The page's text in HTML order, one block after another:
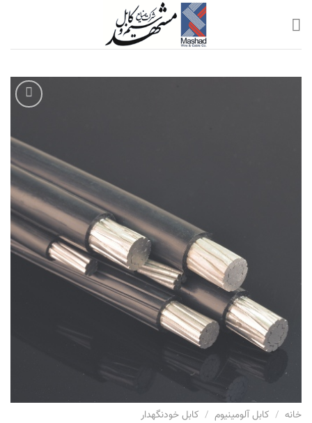
افزودن
علاقه
مندی
ها
خانه / کابل آلومینیوم / کابل خودنگهدار